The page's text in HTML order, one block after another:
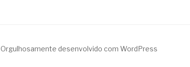
Orgulhosamente desenvolvido com WordPress